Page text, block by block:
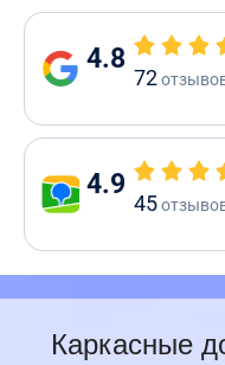
4.8
72
4.9
45
Каркасные